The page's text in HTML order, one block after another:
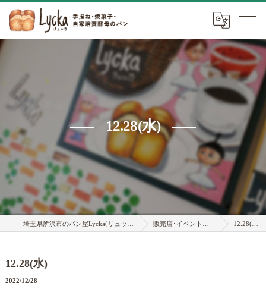
12.28(水)
販売店･イベント情報 12.28(水)
12.28(水)
2022/12/28